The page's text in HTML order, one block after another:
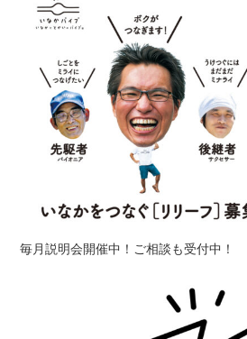
毎月説明会開催中！ご相談も受付中！